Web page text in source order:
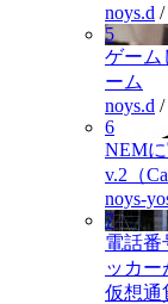
noys.d /
5
ゲーム
ーム
noys.d /
6
NEM
v.2（
noys-
7
電話番
ッカー
仮想通